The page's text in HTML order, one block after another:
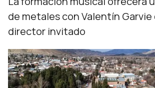
de metales con Valentín Garvie
director invitado